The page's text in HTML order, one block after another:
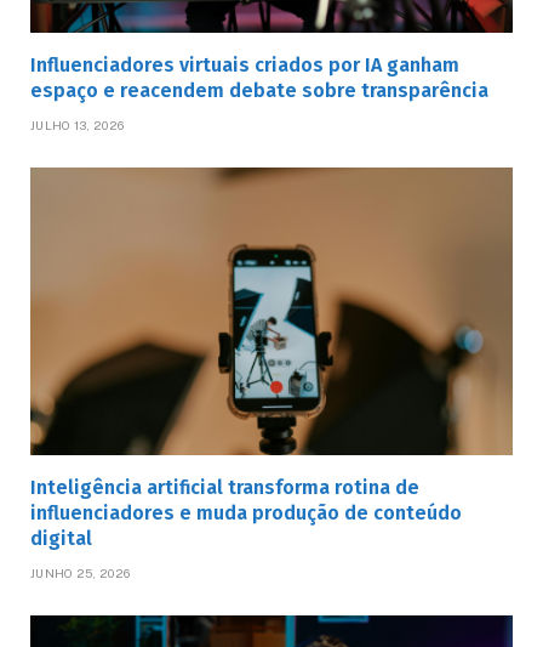
Influenciadores virtuais criados por IA ganham
espaço e reacendem debate sobre transparência
JULHO 13, 2026
Inteligência artificial transforma rotina de
influenciadores e muda produção de conteúdo
digital
JUNHO 25, 2026